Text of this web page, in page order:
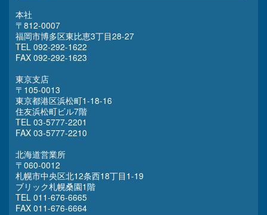
本社
〒812-0007
福岡市博多区東比恵3丁目28-27
TEL 092-292-1622
FAX 092-292-1623
東京支店
〒105-0013
東京都港区浜松町1-18-16
住友浜松町ビル7階
TEL 03-5777-2201
FAX 03-5777-2210
北海道営業所
〒060-0012
札幌市中央区北12条西18丁目1-19
ブリック札幌桑園1階
TEL 011-676-6665
FAX 011-676-6664